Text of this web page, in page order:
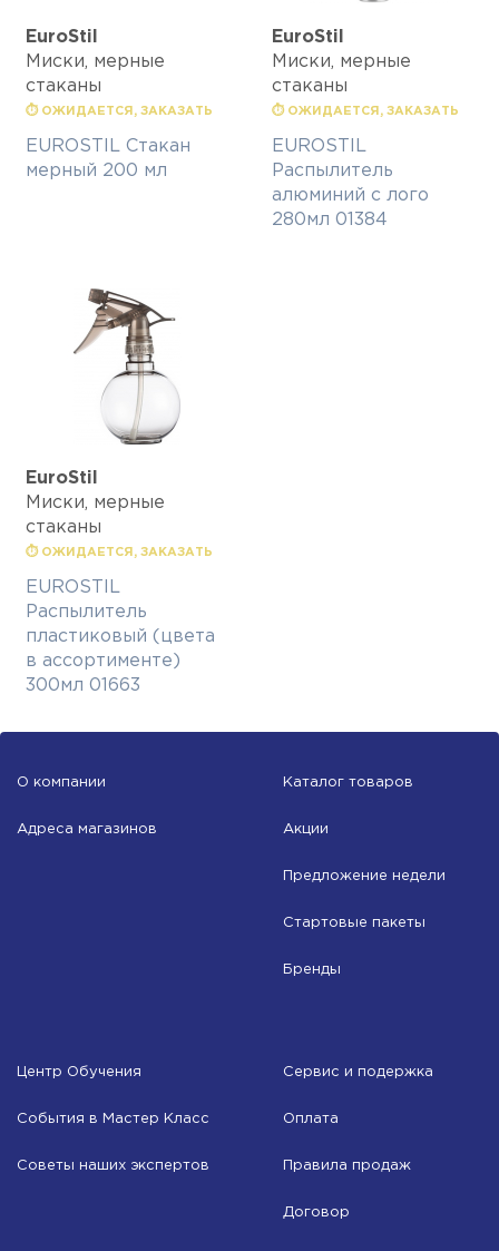
EuroStil
Миски, мерные
стаканы
⏱ ОЖИДАЕТСЯ, ЗАКАЗАТЬ
EUROSTIL Стакан
мерный 200 мл
EuroStil
Миски, мерные
стаканы
⏱ ОЖИДАЕТСЯ, ЗАКАЗАТЬ
EUROSTIL
Распылитель
алюминий с лого
280мл 01384
EuroStil
Миски, мерные
стаканы
⏱ ОЖИДАЕТСЯ, ЗАКАЗАТЬ
EUROSTIL
Распылитель
пластиковый (цвета
в ассортименте)
300мл 01663
О компании
Адреса магазинов
Каталог товаров
Акции
Предложение недели
Стартовые пакеты
Бренды
Центр Обучения
События в Мастер Класс
Советы наших экспертов
Сервис и подержка
Оплата
Правила продаж
Договор